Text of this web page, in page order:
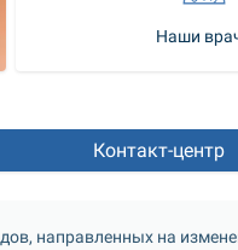
Наши
Контакт-центр
направленных на